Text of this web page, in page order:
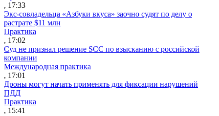
, 17:33
Экс-совладельца «Азбуки вкуса» заочно судят по делу о
растрате $11 млн
Практика
, 17:02
Суд не признал решение SCC по взысканию с российской
компании
Международная практика
, 17:01
Дроны могут начать применять для фиксации нарушений
ПДД
Практика
, 15:41